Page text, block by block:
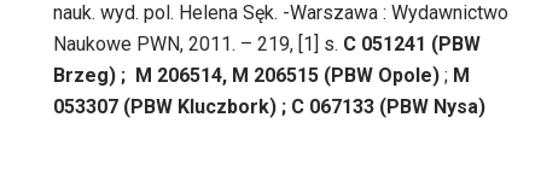
nauk. wyd. pol. Helena Sęk. -Warszawa : Wydawnictwo
Naukowe PWN, 2011. – 219, [1] s. C 051241 (PBW
Brzeg) ; M 206514, M 206515 (PBW Opole) ; M
053307 (PBW Kluczbork) ; C 067133 (PBW Nysa)